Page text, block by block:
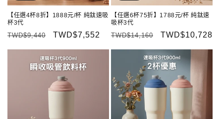
【任選4杯8折】1888元/杯 純鈦速吸
杯3代
定
TWD$9,440
售
TWD$7,552
【任選6杯75折】1788元/杯 純鈦速
吸杯3代
定
TWD$14,160
售
TWD$10,728